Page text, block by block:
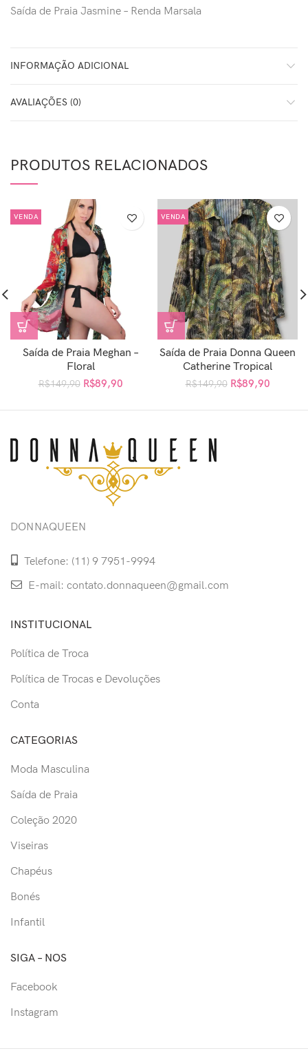
Saída de Praia Jasmine – Renda Marsala
INFORMAÇÃO ADICIONAL
AVALIAÇÕES (0)
PRODUTOS RELACIONADOS
VENDA
Saída de Praia Meghan –
Floral
R$149,90 R$89,90
VENDA
Saída de Praia Donna Queen
Catherine Tropical
R$149,90 R$89,90
DONNAQUEEN
Telefone: (11) 9 7951-9994
E-mail: contato.donnaqueen@gmail.com
INSTITUCIONAL
Política de Troca
Política de Trocas e Devoluções
Conta
CATEGORIAS
Moda Masculina
Saída de Praia
Coleção 2020
Viseiras
Chapéus
Bonés
Infantil
SIGA – NOS
Facebook
Instagram